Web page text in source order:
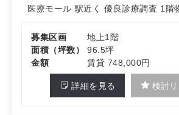
医療モール 駅近く 優良診療調査 1階
募集区画
地上1階
面積（坪数）
96.5坪
金額
賃貸 748,000円
詳細を見る 検討